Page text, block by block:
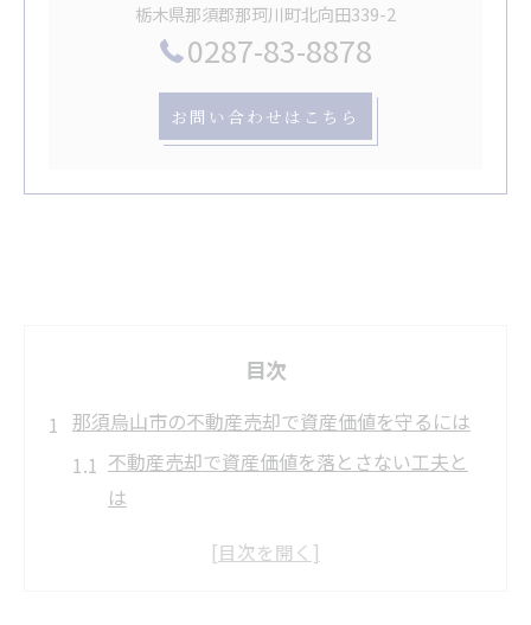
栃木県那須郡那珂川町北向田339-2
0287-83-8878
お問い合わせはこちら
目次
那須烏山市の不動産売却で資産価値を守るには
不動産売却で資産価値を落とさない工夫と
は
人口減少下での不動産売却の注意点